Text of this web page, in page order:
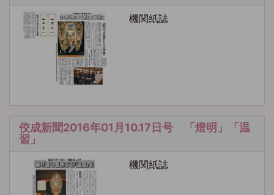
機関紙誌
佼成新聞2016年01月10.17日号 「燈明」「温
習」
機関紙誌